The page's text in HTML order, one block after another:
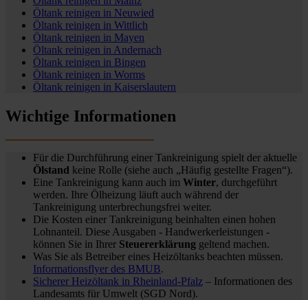
Öltank reinigen in Neuwied
Öltank reinigen in Wittlich
Öltank reinigen in Mayen
Öltank reinigen in Andernach
Öltank reinigen in Bingen
Öltank reinigen in Worms
Öltank reinigen in Kaiserslautern
Wichtige Informationen
Für die Durchführung einer Tankreinigung spielt der aktuelle
Ölstand keine Rolle (siehe auch „Häufig gestellte Fragen“).
Eine Tankreinigung kann auch im Winter, durchgeführt
werden. Ihre Ölheizung läuft auch während der
Tankreinigung unterbrechungsfrei weiter.
Die Kosten einer Tankreinigung beinhalten einen hohen
Lohnanteil. Diese Ausgaben - Handwerkerleistungen -
können Sie in Ihrer Steuererklärung geltend machen.
Was Sie als Betreiber eines Heizöltanks beachten müssen.
Informationsflyer des BMUB.
Sicherer Heizöltank in Rheinland-Pfalz – Informationen des
Landesamts für Umwelt (SGD Nord).